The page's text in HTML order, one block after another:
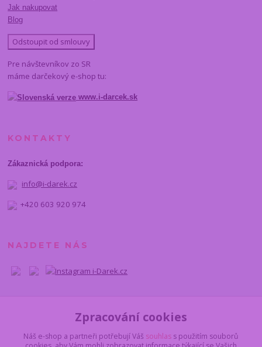
Jak nakupovat
Blog
Odstoupit od smlouvy
Pre návštevníkov zo SR
máme darčekový e-shop tu:
www.i-darcek.sk
KONTAKTY
Zákaznická podpora:
info@i-darek.cz
+420 603 920 974
NAJDETE NÁS
Zpracování cookies
Náš e-shop a partneři potřebují Váš souhlas s použitím souborů